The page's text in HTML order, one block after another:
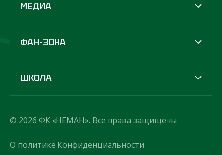
МЕДИА
ФАН-ЗОНА
ШКОЛА
© 2026 ФК «НЕМАН». Все права защищены
О политике Конфиденциальности